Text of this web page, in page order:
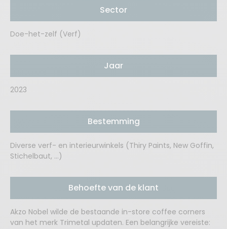
Sector
Doe-het-zelf (Verf)
Jaar
2023
Bestemming
Diverse verf- en interieurwinkels (Thiry Paints, New Goffin,
Stichelbaut, …)
Behoefte van de klant
Akzo Nobel wilde de bestaande in-store coffee corners
van het merk Trimetal updaten. Een belangrijke vereiste: